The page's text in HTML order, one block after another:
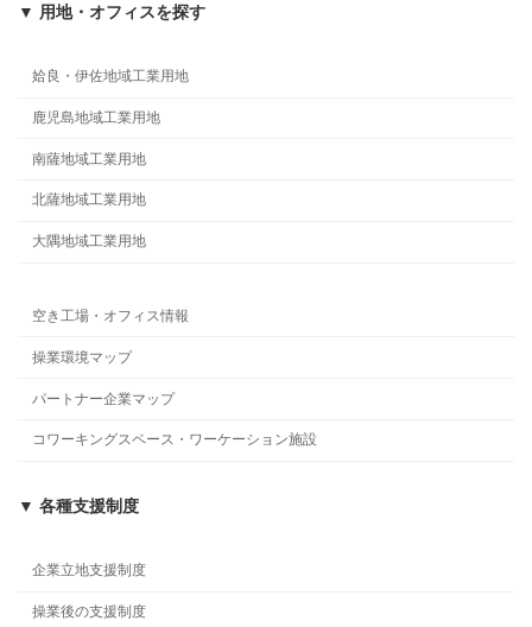
▼ 用地・オフィスを探す
姶良・伊佐地域工業用地
鹿児島地域工業用地
南薩地域工業用地
北薩地域工業用地
大隅地域工業用地
空き工場・オフィス情報
操業環境マップ
パートナー企業マップ
コワーキングスペース・ワーケーション施設
▼ 各種支援制度
企業立地支援制度
操業後の支援制度